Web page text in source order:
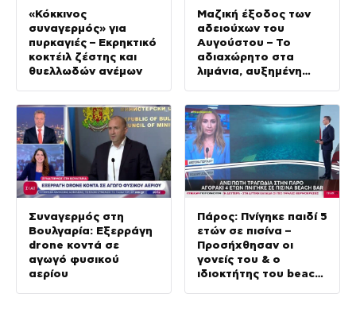
«Κόκκινος
συναγερμός» για
πυρκαγιές – Εκρηκτικό
κοκτέιλ ζέστης και
θυελλωδών ανέμων
Μαζική έξοδος των
αδειούχων του
Αυγούστου – Το
αδιαχώρητο στα
λιμάνια, αυξημένη
Συναγερμός στη
Βουλγαρία: Εξερράγη
drone κοντά σε
αγωγό φυσικού
αερίου
Πάρος: Πνίγηκε παιδί 5
ετών σε πισίνα –
Προσήχθησαν οι
γονείς του & ο
ιδιοκτήτης του beach